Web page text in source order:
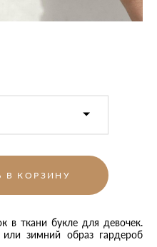
В КОРЗИНУ
в ткани букле для девочек.
зимний образ гардероб